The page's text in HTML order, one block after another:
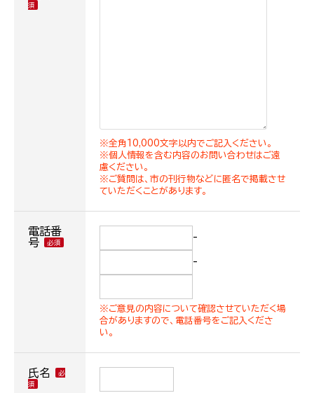
※全角10,000文字以内でご記入ください。
※個人情報を含む内容のお問い合わせはご遠
慮ください。
※ご質問は、市の刊行物などに匿名で掲載させ
ていただくことがあります。
電話番
号
-
-
※ご意見の内容について確認させていただく場
合がありますので、電話番号をご記入くださ
い。
氏名